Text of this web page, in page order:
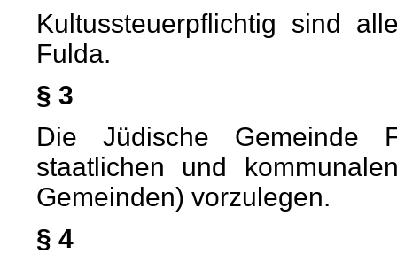
Kultussteuerpflichtig sind
Fulda.
§ 3
Die Jüdische Gemeinde
staatlichen und
Gemeinden) vorzulegen.
§ 4